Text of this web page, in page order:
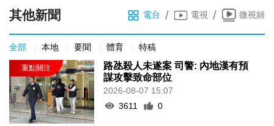
其他新聞 電台 / 電視 / 微視頻
全部 本地 要聞 體育 特稿
路氹殺人未遂案 司警: 內地漢有預
謀攻擊致命部位
2026-08-07 15:07
3611
0